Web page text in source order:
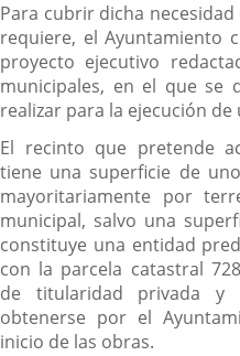
Para cubrir dicha
requiere, el Ayuntamiento
proyecto ejecutivo
municipales, en el que se
realizar para la ejecución
El recinto que pretende
tiene una superficie de
mayoritariamente por
municipal, salvo una
constituye una entidad
con la parcela catastral
de titularidad privada y
obtenerse por el
inicio de las obras.